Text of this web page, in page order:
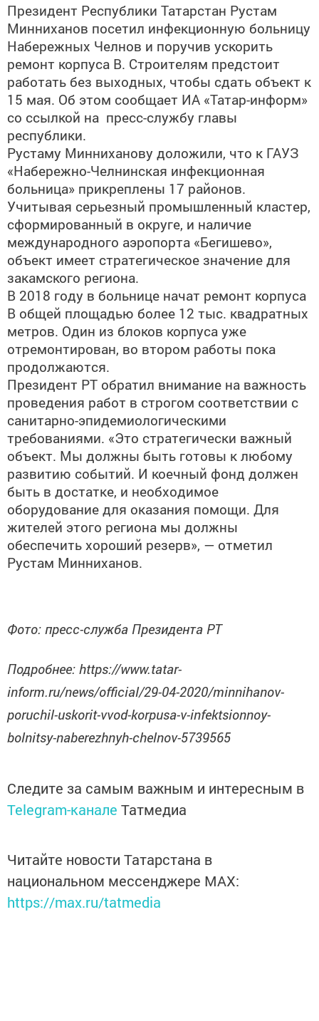
Президент Республики Татарстан Рустам
Минниханов посетил инфекционную больницу
Набережных Челнов и поручив ускорить
ремонт корпуса В. Строителям предстоит
работать без выходных, чтобы сдать объект к
15 мая. Об этом сообщает ИА «Татар-информ»
со ссылкой на пресс-службу главы
республики.
Рустаму Минниханову доложили, что к ГАУЗ
«Набережно-Челнинская инфекционная
больница» прикреплены 17 районов.
Учитывая серьезный промышленный кластер,
сформированный в округе, и наличие
международного аэропорта «Бегишево»,
объект имеет стратегическое значение для
закамского региона.
В 2018 году в больнице начат ремонт корпуса
В общей площадью более 12 тыс. квадратных
метров. Один из блоков корпуса уже
отремонтирован, во втором работы пока
продолжаются.
Президент РТ обратил внимание на важность
проведения работ в строгом соответствии с
санитарно-эпидемиологическими
требованиями. «Это стратегически важный
объект. Мы должны быть готовы к любому
развитию событий. И коечный фонд должен
быть в достатке, и необходимое
оборудование для оказания помощи. Для
жителей этого региона мы должны
обеспечить хороший резерв», — отметил
Рустам Минниханов.
Фото: пресс-служба Президента РТ
Подробнее: https://www.tatar-
inform.ru/news/official/29-04-2020/minnihanov-
poruchil-uskorit-vvod-korpusa-v-infektsionnoy-
bolnitsy-naberezhnyh-chelnov-5739565
Следите за самым важным и интересным в
Telegram-канале Татмедиа
Читайте новости Татарстана в
национальном мессенджере MАХ:
https://max.ru/tatmedia